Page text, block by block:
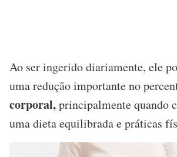
Ao ser ingerido diariamente, ele
uma redução importante no
corporal,principalmente quando
uma dieta equilibrada e práticas